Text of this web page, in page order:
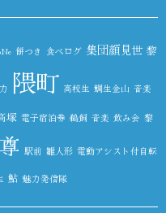
餅つき 食べログ 集団顔見世 黎
隈町 高校生 鯛生金山 音楽
塚 電子宿泊券 鵜飼 音楽 飲み会 黎
駅前 雛人形 電動アシスト付自転
鮎 魅力発信隊